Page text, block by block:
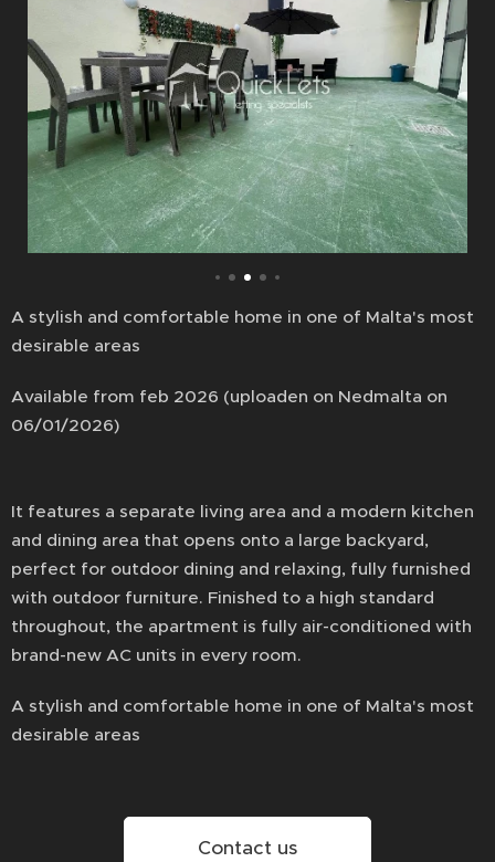
A stylish and comfortable home in one of Malta's most
desirable areas
Available from feb 2026 (uploaden on Nedmalta on
06/01/2026)
It features a separate living area and a modern kitchen
and dining area that opens onto a large backyard,
perfect for outdoor dining and relaxing, fully furnished
with outdoor furniture. Finished to a high standard
throughout, the apartment is fully air-conditioned with
brand-new AC units in every room.
A stylish and comfortable home in one of Malta's most
desirable areas
Contact us